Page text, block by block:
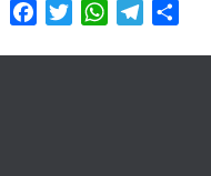
FacebookTwitterWhatsAppTelegram